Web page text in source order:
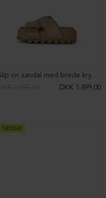
Slip on sandal med brede krydsede remme
DKK 1.899,00
NEDSAT